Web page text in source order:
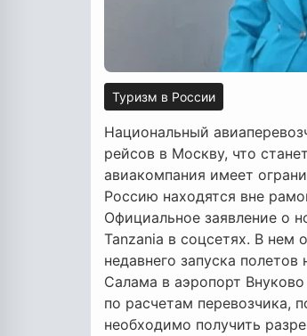
Туризм в России
Национальный
рейсов в Москву, что
авиакомпания имеет
Россию находятся вне
Официальное заявление о
Tanzania в соцсетях. В нем
недавнего запуска
Салама в аэропорт
по расчетам перевозчика,
необходимо получить